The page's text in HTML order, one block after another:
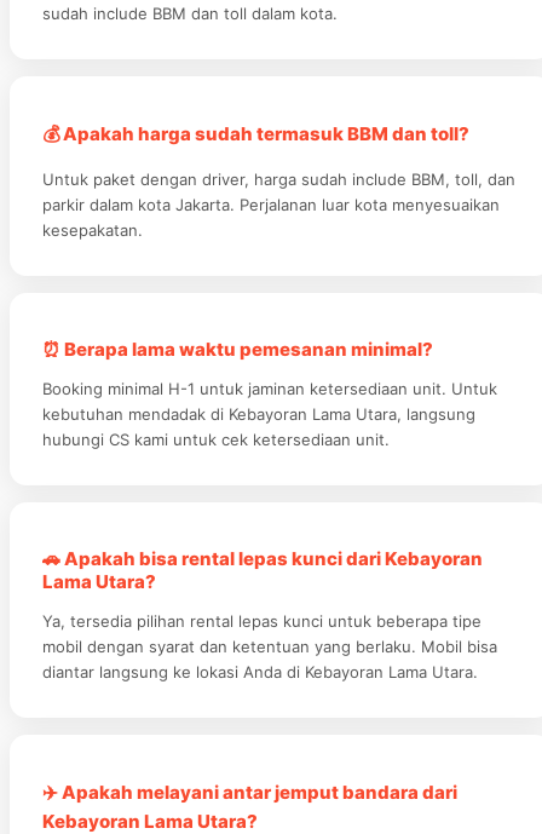
sudah include BBM dan toll dalam kota.
💰 Apakah harga sudah termasuk BBM dan toll?
Untuk paket dengan driver, harga sudah include BBM, toll, dan
parkir dalam kota Jakarta. Perjalanan luar kota menyesuaikan
kesepakatan.
⏰ Berapa lama waktu pemesanan minimal?
Booking minimal H-1 untuk jaminan ketersediaan unit. Untuk
kebutuhan mendadak di Kebayoran Lama Utara, langsung
hubungi CS kami untuk cek ketersediaan unit.
🚗 Apakah bisa rental lepas kunci dari Kebayoran
Lama Utara?
Ya, tersedia pilihan rental lepas kunci untuk beberapa tipe
mobil dengan syarat dan ketentuan yang berlaku. Mobil bisa
diantar langsung ke lokasi Anda di Kebayoran Lama Utara.
✈️ Apakah melayani antar jemput bandara dari
Kebayoran Lama Utara?